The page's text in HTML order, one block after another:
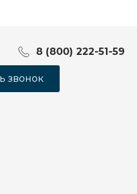
8 (800) 222-51-59
звонок